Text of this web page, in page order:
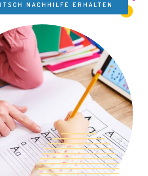
NACHHILFE ERHALTEN